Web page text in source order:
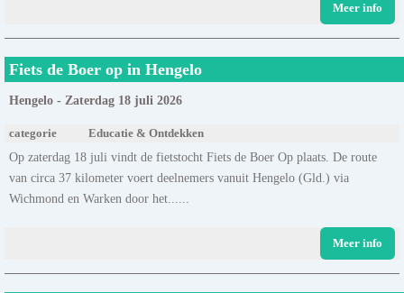
Meer info
Fiets de Boer op in Hengelo
Hengelo - Zaterdag 18 juli 2026
categorie Educatie & Ontdekken
Op zaterdag 18 juli vindt de fietstocht Fiets de Boer Op plaats. De route
van circa 37 kilometer voert deelnemers vanuit Hengelo (Gld.) via
Wichmond en Warken door het......
Meer info